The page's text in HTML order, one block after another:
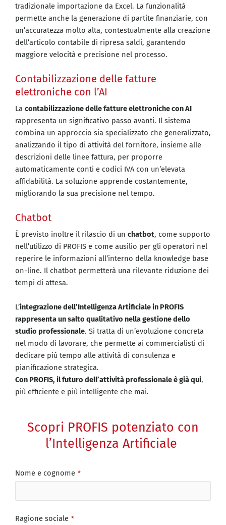
tradizionale importazione da Excel. La funzionalità
permette anche la generazione di partite finanziarie, con
un’accuratezza molto alta, contestualmente alla creazione
dell’articolo contabile di ripresa saldi, garantendo
maggiore velocità e precisione nel processo.
Contabilizzazione delle fatture
elettroniche con l’AI
La contabilizzazione delle fatture elettroniche con AI
rappresenta un significativo passo avanti. Il sistema
combina un approccio sia specializzato che generalizzato,
analizzando il tipo di attività del fornitore, insieme alle
descrizioni delle linee fattura, per proporre
automaticamente conti e codici IVA con un’elevata
affidabilità. La soluzione apprende costantemente,
migliorando la sua precisione nel tempo.
Chatbot
È previsto inoltre il rilascio di un chatbot, come supporto
nell’utilizzo di PROFIS e come ausilio per gli operatori nel
reperire le informazioni all’interno della knowledge base
on-line. Il chatbot permetterà una rilevante riduzione dei
tempi di attesa.
L’integrazione dell’Intelligenza Artificiale in PROFIS
rappresenta un salto qualitativo nella gestione dello
studio professionale. Si tratta di un’evoluzione concreta
nel modo di lavorare, che permette ai commercialisti di
dedicare più tempo alle attività di consulenza e
pianificazione strategica.
Con PROFIS, il futuro dell’attività professionale è già qui,
più efficiente e più intelligente che mai.
Scopri PROFIS potenziato con
l’Intelligenza Artificiale
Email *
Nome e cognome *
Ragione sociale *